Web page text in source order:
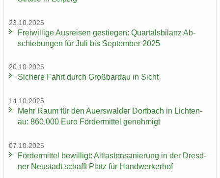
23.10.2025
Frei­wil­li­ge Aus­rei­sen ge­stie­gen: Quar­tals­bi­lanz Ab­
schie­bun­gen für Juli bis Sep­tem­ber 2025
20.10.2025
Si­che­re Fahrt durch Groß­bardau in Sicht
14.10.2025
Mehr Raum für den Au­ers­wal­der Dorf­bach in Lich­ten­
au: 860.000 Euro För­der­mit­tel ge­neh­migt
07.10.2025
För­der­mit­tel be­wil­ligt: Alt­las­ten­sa­nie­rung in der Dresd­
ner Neu­stadt schafft Platz für Hand­wer­ker­hof